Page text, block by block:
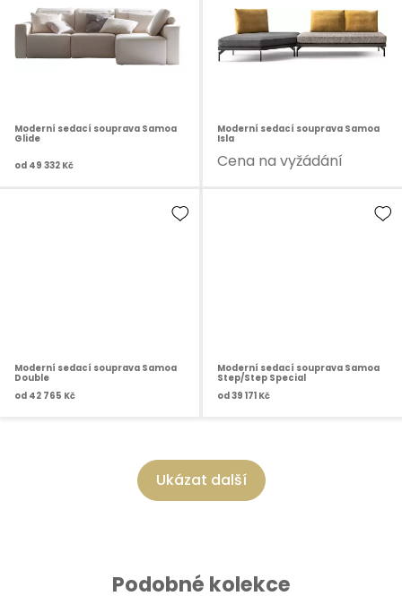
Moderní sedací souprava Samoa
Glide
od 49 332 Kč
Moderní sedací souprava Samoa
Isla
Cena na vyžádání
Moderní sedací souprava Samoa
Double
od 42 765 Kč
Moderní sedací souprava Samoa
Step/Step Special
od39 171 Kč
Ukázat další
Podobné kolekce